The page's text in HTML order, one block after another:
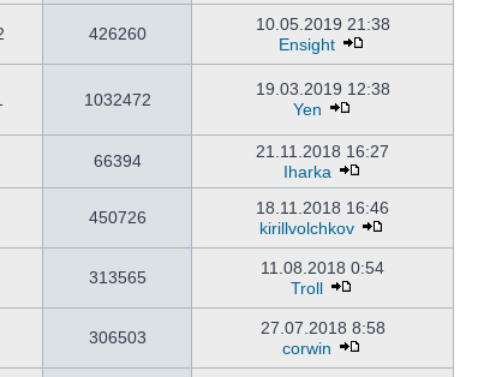
426260
10.05.2019 21:38
Ensight
1032472
19.03.2019 12:38
Yen
66394
21.11.2018 16:27
Iharka
450726
18.11.2018 16:46
kirillvolchkov
313565
11.08.2018 0:54
Troll
306503
27.07.2018 8:58
corwin